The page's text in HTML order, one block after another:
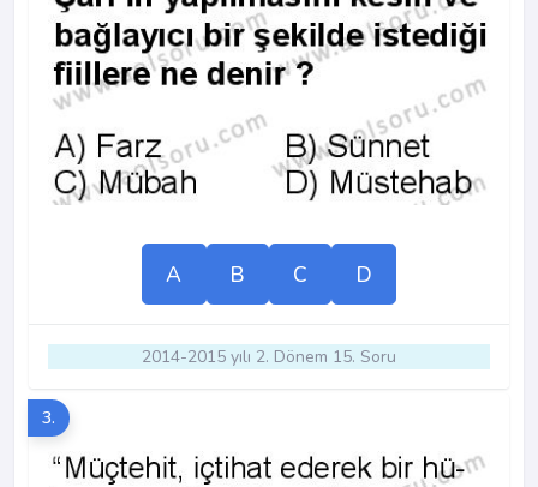
A B C D
2014-2015 yılı 2. Dönem 15. Soru
3.